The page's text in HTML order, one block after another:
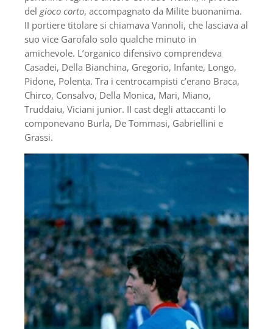
del gioco corto, accompagnato da Milite buonanima.
II portiere titolare si chiamava Vannoli, che lasciava al
suo vice Garofalo solo qualche minuto in
amichevole. L’organico difensivo comprendeva
Casadei, Della Bianchina, Gregorio, Infante, Longo,
Pidone, Polenta. Tra i centrocampisti c’erano Braca,
Chirco, Consalvo, Della Monica, Mari, Miano,
Truddaiu, Viciani junior. II cast degli attaccanti lo
componevano Burla, De Tommasi, Gabriellini e
Grassi.